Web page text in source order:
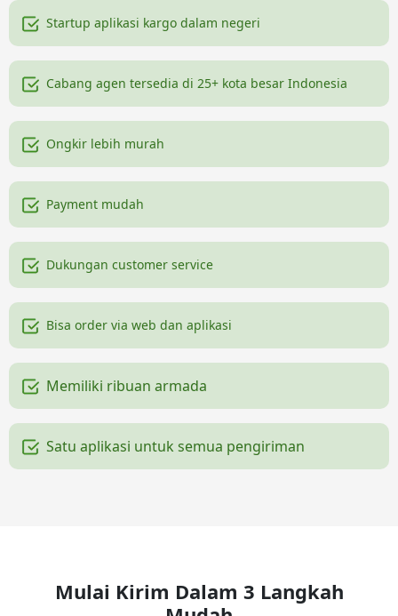
Startup aplikasi kargo dalam negeri
Cabang agen tersedia di 25+ kota besar Indonesia
Ongkir lebih murah
Payment mudah
Dukungan customer service
Bisa order via web dan aplikasi
Memiliki ribuan armada
Satu aplikasi untuk semua pengiriman
Mulai Kirim Dalam 3 Langkah